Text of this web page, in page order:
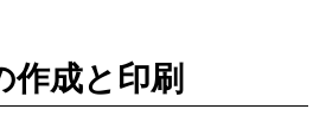
作成と印刷